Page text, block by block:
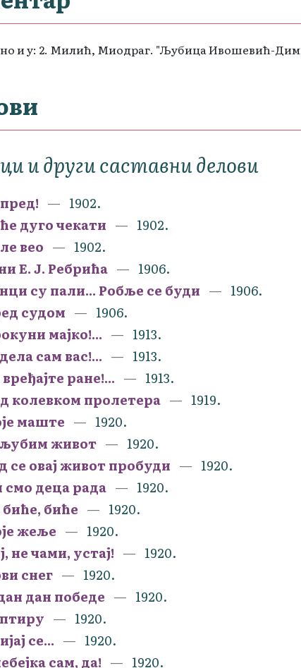
и у: 2. Милић, Миодраг. "Љубица Ивошевић-
и други саставни делови
1902.
дуго чекати
1902.
вео
1902.
Е. Ј. Ребрића
1906.
су пали... Робље се буди
1906.
судом
1906.
мајко!...
1913.
сам вас!...
1913.
ране!...
1913.
колевком пролетера
1919.
маште
1920.
живот
1920.
се овај живот пробуди
1920.
деца рада
1920.
биће
1920.
жеље
1920.
не чами, устај!
1920.
снег
1920.
дан победе
1920.
1920.
се...
1920.
сам, да!
1920.